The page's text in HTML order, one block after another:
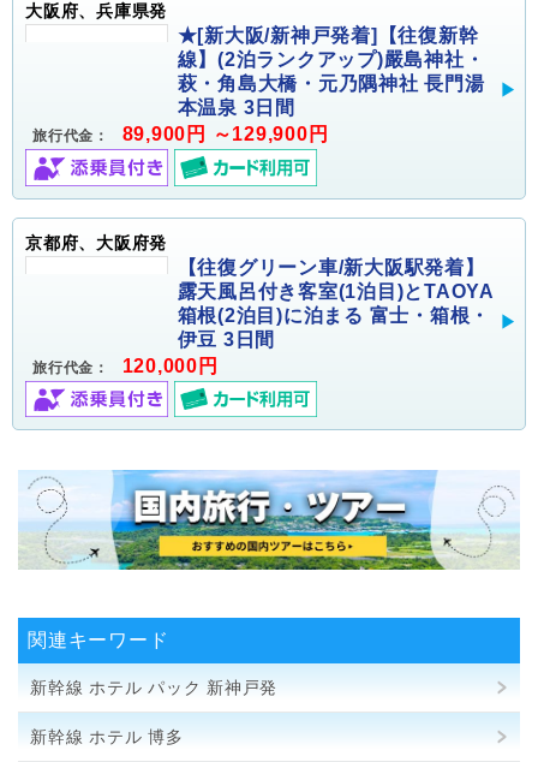
大阪府、兵庫県発
★[新大阪/新神戸発着]【往復新幹
線】(2泊ランクアップ)嚴島神社・
萩・角島大橋・元乃隅神社 長門湯
本温泉 3日間
旅行代金： 89,900円 ～129,900円
京都府、大阪府発
【往復グリーン車/新大阪駅発着】
露天風呂付き客室(1泊目)とTAOYA
箱根(2泊目)に泊まる 富士・箱根・
伊豆 3日間
旅行代金： 120,000円
関連キーワード
新幹線 ホテル パック 新神戸発
新幹線 ホテル 博多